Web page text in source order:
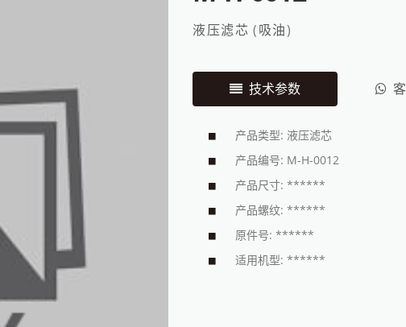
液压滤芯 (吸油)
技术参数
产品类型: 液压滤芯
产品编号: M-H-0012
产品尺寸: ******
产品螺纹: ******
原件号: ******
适用机型: ******